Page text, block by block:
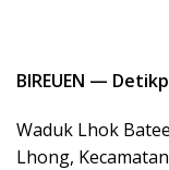
BIREUEN —
Waduk Lhok
Lhong,